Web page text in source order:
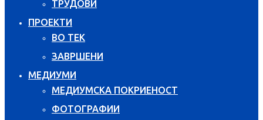
ТРУДОВИ
ПРОЕКТИ
ВО ТЕК
ЗАВРШЕНИ
МЕДИУМИ
МЕДИУМСКА ПОКРИЕНОСТ
ФОТОГРАФИИ